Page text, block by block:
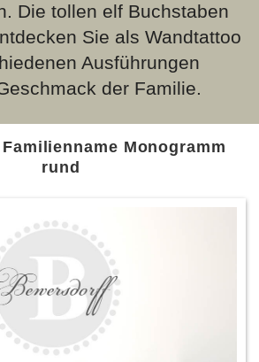
Die tollen elf Buchstaben
Sie als Wandtattoo
Ausführungen
der Familie.
Monogramm
rund